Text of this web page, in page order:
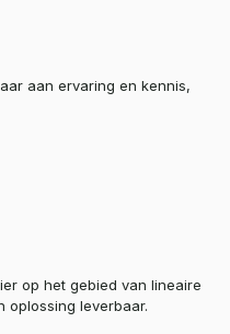
aan ervaring en kennis,
op het gebied van lineaire
oplossing leverbaar.